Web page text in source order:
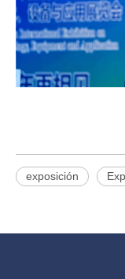
exposición